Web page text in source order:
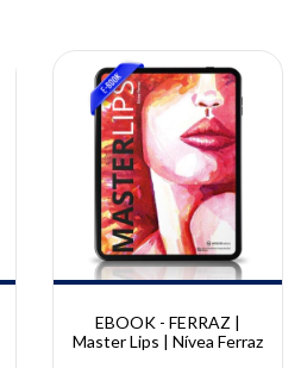
EBOOK - FERRAZ |
Master Lips | Nívea Ferraz